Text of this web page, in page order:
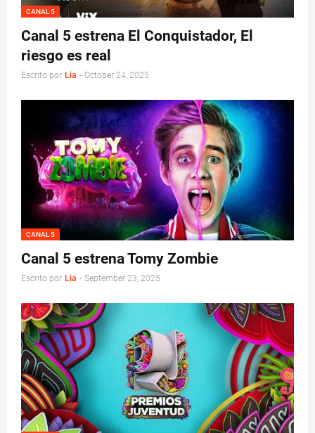
CANAL 5
Canal 5 estrena El Conquistador, El
riesgo es real
Escrito por Lia - October 24, 2025
CANAL 5
Canal 5 estrena Tomy Zombie
Escrito por Lia - September 23, 2025